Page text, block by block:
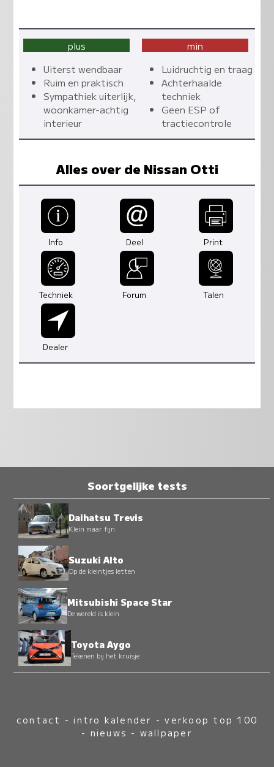
plus
Uiterst wendbaar
Ruim en praktisch
Sympathiek uiterlijk,
woonkamer-achtig
interieur
min
Luidruchtig en traag
Achterhaalde
techniek
Geen ESP of
tractiecontrole
Alles over de Nissan Otti
Info Deel Print
Techniek Forum Talen
Dealer
Soortgelijke tests
Daihatsu Trevis
Klein maar fijn
Suzuki Alto
Op de kleintjes letten
Mitsubishi Space Star
De wereld is klein
Toyota Aygo
Tekenen bij het kruisje
contact -intro kalender -verkoop top 100
- nieuws - wallpaper